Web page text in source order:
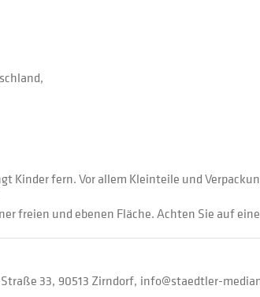
Kinder fern. Vor allem Kleinteile und
freien und ebenen Fläche. Achten Sie auf
33 90513 Zirndorf info@staedtler-